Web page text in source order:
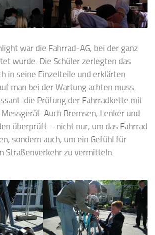
war die Fahrrad-AG, bei der ganz
wurde. Die Schüler zerlegten das
in seine Einzelteile und erklärten
man bei der Wartung achten muss.
die Prüfung der Fahrradkette mit
Auch Bremsen, Lenker und
überprüft – nicht nur, um das Fahrrad
sondern auch, um ein Gefühl für
Straßenverkehr zu vermitteln.